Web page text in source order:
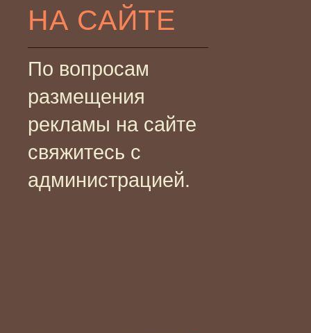
НА САЙТЕ
По вопросам
размещения
рекламы на сайте
свяжитесь с
администрацией.